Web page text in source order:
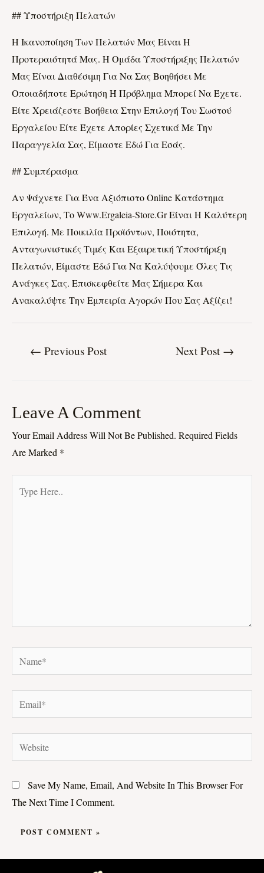
## Υποστήριξη Πελατών
Η Ικανοποίηση Των Πελατών Μας Είναι Η
Προτεραιότητά Μας. Η Ομάδα Υποστήριξης Πελατών
Μας Είναι Διαθέσιμη Για Να Σας Βοηθήσει Με
Οποιαδήποτε Ερώτηση Ή Πρόβλημα Μπορεί Να Έχετε.
Είτε ΧρειάζεστΕ ΒοήθειαΣτην Επιλογή Του Σωστού
Εργαλείου Είτε Έχετε Απορίες Σχετικά Με Την
Παραγγελία Σας, Είμαστε Εδώ Για Εσάς.
## Συμπέρασμα
Αν Ψάχνετε Για Ένα Αξιόπιστο Online Κατάστημα
Εργαλείων, ΤοWww.ergaleia-Store.grΕίναι Η Καλύτερη
Επιλογή. Με Ποικιλία Προϊόντων, Ποιότητα,
Ανταγωνιστικές Τιμές Και Εξαιρετική Υποστήριξη
Πελατών, Είμαστε Εδώ Για Να Καλύψουμε Όλες Τις
Ανάγκες Σας. Επισκεφθείτε Μας Σήμερα Και
Ανακαλύψτε Την Εμπειρία Αγορών Που Σας Αξίζει!
← Previous Post Next Post →
Leave A Comment
Your Email Address Will Not Be Published. Required Fields
Are Marked *
Here..
Website
Save My Name, Email, And Website In This Browser For
The Next Time I Comment.